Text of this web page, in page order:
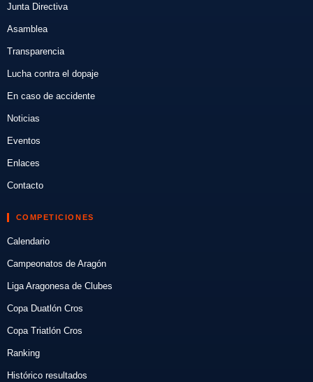
Junta Directiva
Asamblea
Transparencia
Lucha contra el dopaje
En caso de accidente
Noticias
Eventos
Enlaces
Contacto
COMPETICIONES
Calendario
Campeonatos de Aragón
Liga Aragonesa de Clubes
Copa Duatlón Cros
Copa Triatlón Cros
Ranking
Histórico resultados